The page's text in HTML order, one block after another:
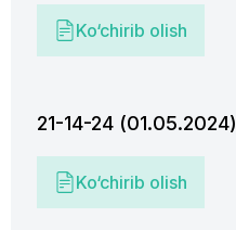
Ko‘chirib olish
21-14-24 (01.05.2024)
Ko‘chirib olish